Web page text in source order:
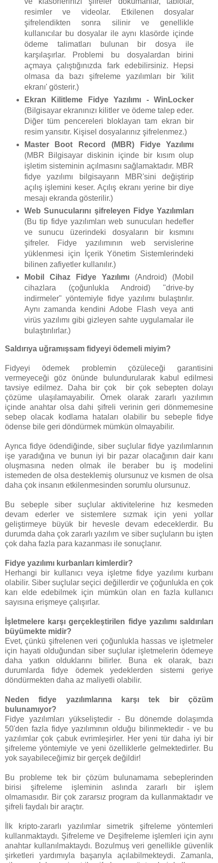
resimler ve videolar. Etkilenen dosyalar
şifrelendikten sonra silinir ve genellikle
kullanıcılar bu dosyalar ile aynı klasörde içinde
ödeme talimatları bulunan bir dosya ile
karşılaşırlar. Problemi bu dosyalardan birini
açmaya çalıştığınızda fark edebilirsiniz. Hepsi
olmasa da bazı şifreleme yazılımları bir 'kilit
ekranı' gösterir.)
Ekran Kilitleme Fidye Yazılımı - WinLocker
(Bilgisayar ekranınızı kilitler ve ödeme talep eder.
Diğer tüm pencereleri bloklayan tam ekran bir
resim yansıtır. Kişisel dosyalarınız şifrelenmez.)
Master Boot Record (MBR) Fidye Yazılımı
(MBR Bilgisayar diskinin içinde bir kısım olup
işletim sisteminin açılmasını sağlamaktadır. MBR
fidye yazılımı bilgisayarın MBR'sini değiştirip
açılış işlemini keser. Açılış ekranı yerine bir diye
mesajı ekranda gösterilir.)
Web Sunucularını şifreleyen Fidye Yazılımları
(Bu tip fidye yazılımları web sunucuları hedefler
ve sunucu üzerindeki dosyaların bir kısmını
şifreler. Fidye yazılımının web servislerine
yüklenmesi için İçerik Yönetim Sistemlerindeki
bilinen zafiyetler kullanılır.)
Mobil Cihaz Fidye Yazılımı (Android) (Mobil
cihazlara (çoğunlukla Android) "drive-by
indirmeler" yöntemiyle fidye yazılımı bulaştırılır.
Aynı zamanda kendini Adobe Flash veya anti
virüs yazılımı gibi gizleyen sahte uygulamalar ile
bulaştırılırlar.)
Saldırıya uğramışsam fidyeyi ödemeli miyim?
Fidyeyi ödemek problemin çözüleceği garantisini
vermeyeceği göz önünde bulundurularak kabul edilmesi
tavsiye edilmez. Daha bir çok bir çok sebepten dolayı
çözüme ulaşılamayabilir. Örnek olarak zararlı yazılımın
içinde anahtar olsa dahi şifreli verinin geri dönmemesine
sebep olacak kodlama hataları olabilir bu sebeple fidye
ödense bile geri döndürmek mümkün olmayabilir.
Ayrıca fidye ödendiğinde, siber suçlular fidye yazılımlarının
işe yaradığına ve bunun iyi bir pazar olacağının dair kanı
oluşmasına neden olmak ile beraber bu iş modelini
istemeden de olsa desteklemiş olursunuz ve kısmen de olsa
daha çok insanın etkilenmesinden sorumlu olursunuz.
Bu sebeple siber suçlular aktivitelerine hız kesmeden
devam ederler ve sistemlere sızmak için yeni yollar
geliştirmeye büyük bir hevesle devam edeceklerdir. Bu
durumda daha çok zararlı yazılım ve siber suçluların bu işten
çok daha fazla para kazanması ile sonuçlanır.
Fidye yazılımı kurbanları kimlerdir?
Herhangi bir kullanıcı veya işletme fidye yazılımı kurbanı
olabilir. Siber suçlular seçici değillerdir ve çoğunlukla en çok
karı elde edebilmek için mümkün olan en fazla kullanıcı
sayısına erişmeye çalışırlar.
İşletmelere karşı gerçekleştirilen fidye yazılımı saldırıları
büyümekte midir?
Evet, çünkü şifrelenen veri çoğunlukla hassas ve işletmeler
için hayati olduğundan siber suçlular işletmelerin ödemeye
daha yatkın olduklarını bilirler. Buna ek olarak, bazı
durumlarda fidye ödemek yedeklerden sistemi geriye
döndürmekten daha az maliyetli olabilir.
Neden fidye yazılımlarına karşı tek bir çözüm
bulunamıyor?
Fidye yazılımları yükseliştedir - Bu dönemde dolaşımda
50'den fazla fidye yazılımının olduğu bilinmektedir - ve bu
yazılımlar çok çabuk evrimleşirler. Her yeni tür daha iyi bir
şifreleme yöntemiyle ve yeni özelliklerle gelmektedirler. Bu
yok sayabileceğimiz bir gerçek değildir!
Bu probleme tek bir çözüm bulunamama sebeplerinden
birisi şifreleme işleminin aslında zararlı bir işlem
olmamasıdır. Bir çok zararsız program da kullanmaktadır ve
şifreli faydalı bir araçtır.
İlk kripto-zararlı yazılımlar simetrik şifreleme yöntemleri
kullanmaktaydı. Şifreleme ve Deşifreleme işlemleri için aynı
anahtar kullanılmaktaydı. Bozulmuş veri genellikle güvenlik
şirketleri yardımıyla başarıyla açılabilmekteydi. Zamanla,